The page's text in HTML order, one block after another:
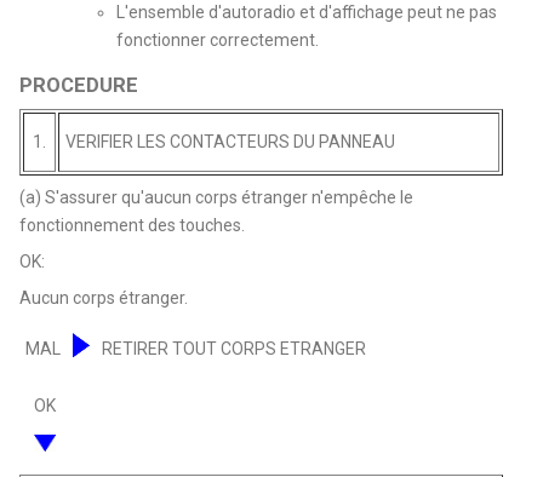
L'ensemble d'autoradio et d'affichage peut ne pas
fonctionner correctement.
PROCEDURE
1. VERIFIER LES CONTACTEURS DU PANNEAU
(a) S'assurer qu'aucun corps étranger n'empêche le
fonctionnement des touches.
OK:
Aucun corps étranger.
MAL RETIRER TOUT CORPS ETRANGER
OK